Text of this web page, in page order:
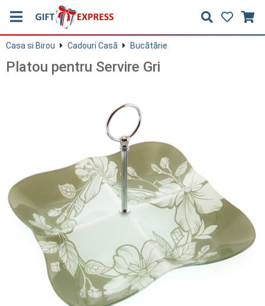
Casa si Birou Cadouri Casă Bucătărie
Platou pentru Servire Gri